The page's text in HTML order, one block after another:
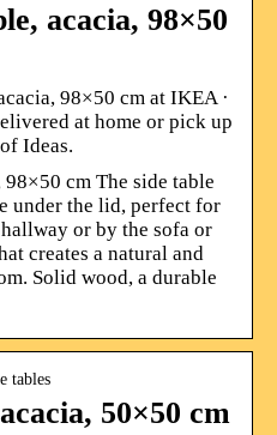
acacia, 98×50
98×50 cm at IKEA ·
at home or pick up
Ideas.
cm The side table
under the lid, perfect for
or by the sofa or
creates a natural and
Solid wood, a durable
tables
50×50 cm